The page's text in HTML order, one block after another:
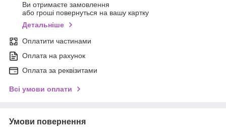
Ви отримаєте замовлення
або гроші повернуться на вашу картку
Детальніше
Оплатити частинами
Оплата на рахунок
Оплата за реквізитами
Всі умови оплати
Умови повернення